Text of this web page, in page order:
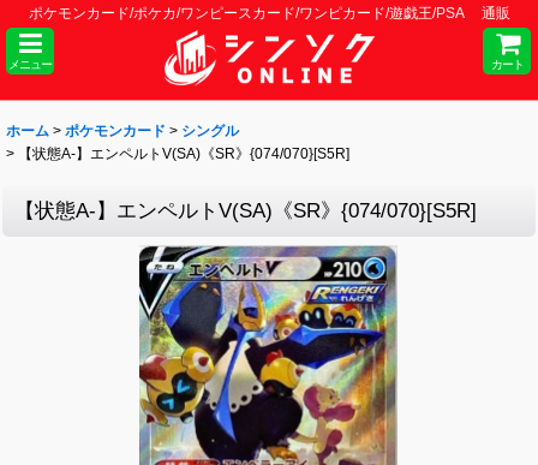
ポケモンカード/ポケカ/ワンピースカード/ワンピカード/遊戯王/PSA 通販
メニュー カート
ホーム > ポケモンカード > シングル
>
【状態A-】エンペルトV(SA)《SR》{074/070}[S5R]
【状態A-】エンペルトV(SA)《SR》{074/070}[S5R]